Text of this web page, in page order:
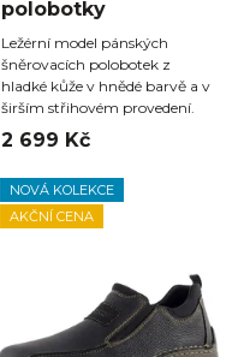
polobotky
Ležérní model pánských
šněrovacích polobotek z
hladké kůže v hnědé barvě a v
širším střihovém provedení.
2 699 Kč
NOVÁ KOLEKCE
AKČNÍ CENA